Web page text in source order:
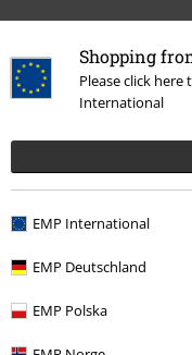
Shopping
Please click
International
EMP International
EMP Deutschland
EMP Polska
Naposledy navštívené
OdKč 679,00